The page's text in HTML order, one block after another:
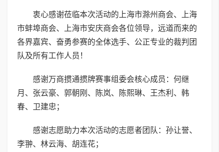
衷心感谢莅临本次活动的上海市滁州商会、上海
市蚌埠商会、上海市安庆商会各位领导，远道而来的
各界嘉宾、奋勇参赛的全体选手、公正专业的裁判团
队及所有工作人员！
感谢万商掼通掼牌赛事组委会核心成员：何继
月、张云豪、郭朝刚、陈岚、陈熙琳、王杰利、韩
春、卫建忠；
感谢志愿助力本次活动的志愿者团队：孙让誉、
李翀、林云海、胡连花；